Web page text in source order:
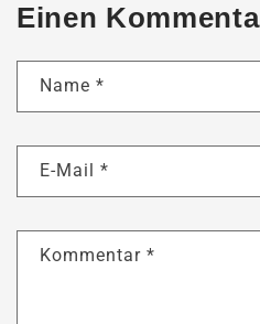
Einen
Name *
E-Mail *
Kommentar *